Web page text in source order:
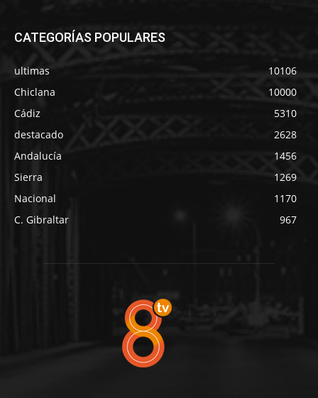
CATEGORÍAS POPULARES
ultimas
10106
Chiclana
10000
Cádiz
5310
destacado
2628
Andalucía
1456
Sierra
1269
Nacional
1170
C. Gibraltar
967